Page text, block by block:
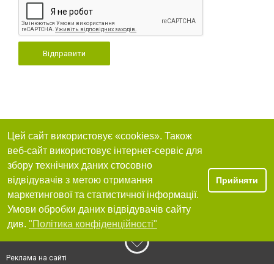
Відправити
Цей сайт використовує «cookies». Також
веб-сайт використовує інтернет-сервіс для
збору технічних даних стосовно
відвідувачів з метою отримання
маркетингової та статистичної інформації.
Умови обробки даних відвідувачів сайту
див. "Політика конфіденційності"
Прийняти
Реклама на сайті